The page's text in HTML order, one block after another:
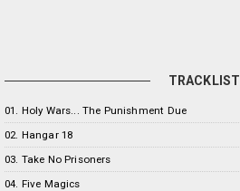
TRACKLIST
01. Holy Wars... The Punishment Due
02. Hangar 18
03. Take No Prisoners
04. Five Magics